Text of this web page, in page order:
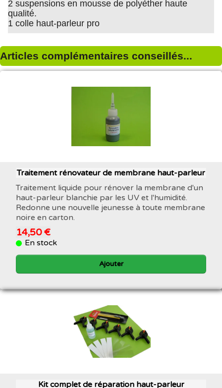
2 suspensions en mousse de polyéther haute
qualité.
1 colle haut-parleur pro
Articles complémentaires conseillés...
Traitement rénovateur de membrane haut-parleur
Traitement liquide pour rénover la membrane d'un
haut-parleur blanchie par les UV et l'humidité.
Redonne une nouvelle jeunesse à toute membrane
noire en carton.
14,50 €
En stock
Ajouter
Kit complet de réparation haut-parleur